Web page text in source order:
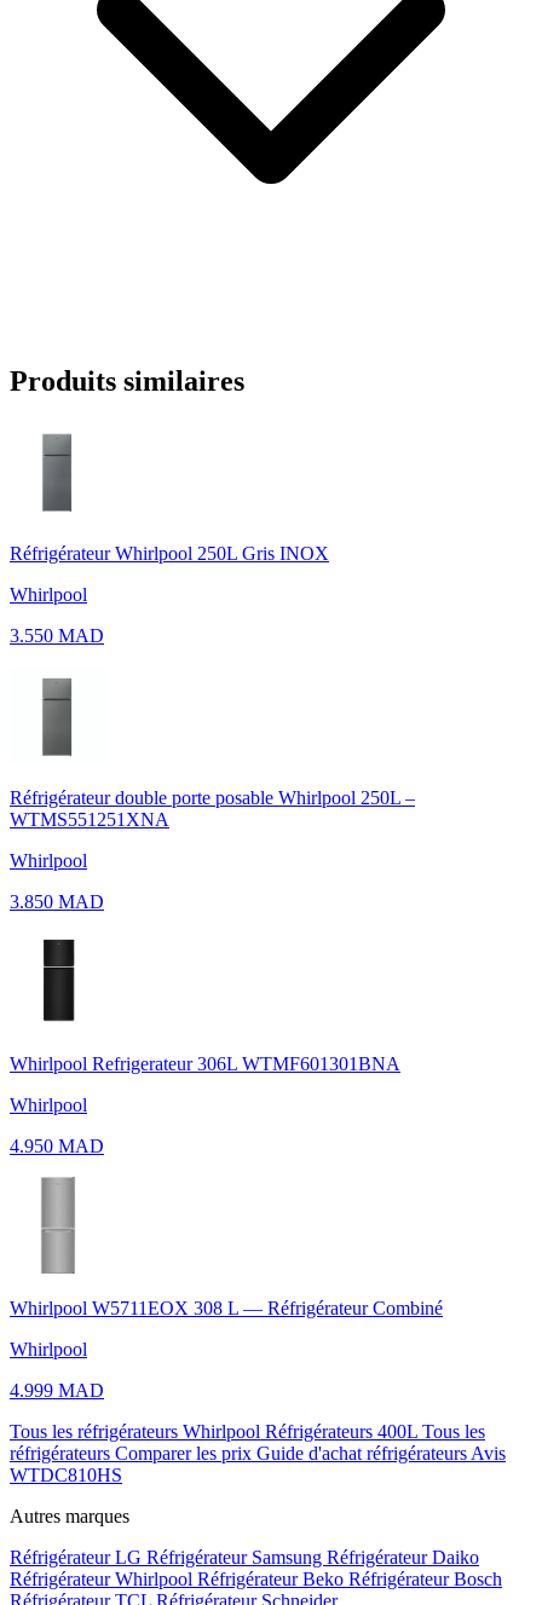
Produits similaires
Réfrigérateur Whirlpool 250L Gris INOX
Whirlpool
3.550 MAD
Réfrigérateur double porte posable Whirlpool 250L –
WTMS551251XNA
Whirlpool
3.850 MAD
Whirlpool Refrigerateur 306L WTMF601301BNA
Whirlpool
4.950 MAD
Whirlpool W5711EOX 308 L — Réfrigérateur Combiné
Whirlpool
4.999 MAD
Tous les réfrigérateurs Whirlpool Réfrigérateurs 400L Tous les
réfrigérateurs Comparer les prix Guide d'achat réfrigérateurs Avis
WTDC810HS
Autres marques
Réfrigérateur LG Réfrigérateur Samsung Réfrigérateur Daiko
Réfrigérateur Whirlpool Réfrigérateur Beko Réfrigérateur Bosch
Réfrigérateur TCL Réfrigérateur Schneider